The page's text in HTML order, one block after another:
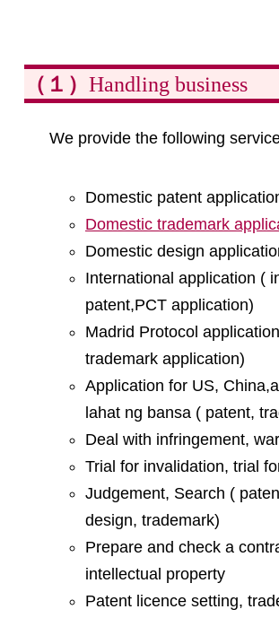
（１） Handling business
We provide the following
Domestic patent
Domestic trademark
Domestic design
International application (
patent,PCT application)
Madrid Protocol
trademark application)
Application for US,
lahat ng bansa ( patent,
Deal with infringement,
Trial for invalidation, trial
Judgement, Search (
design, trademark)
Prepare and check a
intellectual property
Patent licence setting,